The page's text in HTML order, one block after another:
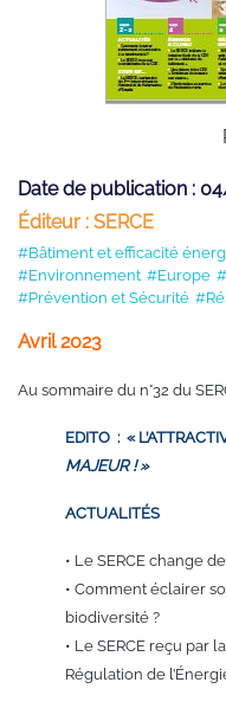
Date de publication :
Éditeur : SERCE
#Bâtiment et efficacité
#Environnement #Europe
#Prévention et Sécurité
Avril 2023
Au sommaire du n°32 du
EDITO : «
MAJEUR ! »
ACTUALITÉS
• Le SERCE change
• Comment éclairer
biodiversité ?
• Le SERCE reçu par
Régulation de